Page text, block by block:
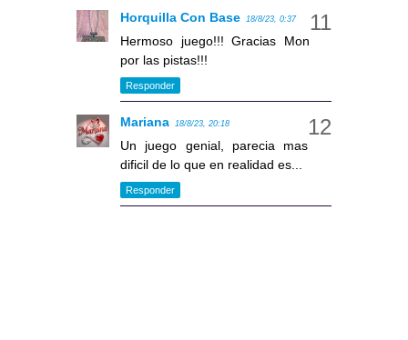
Horquilla Con Base 18/8/23, 0:37
Hermoso juego!!! Gracias Mon
por las pistas!!!
Responder
Mariana 18/8/23, 20:18
Un juego genial, parecia mas
dificil de lo que en realidad es...
Responder